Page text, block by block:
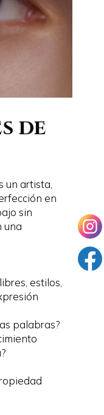
de
un artista,
en
sin
una
estilos,
palabras?